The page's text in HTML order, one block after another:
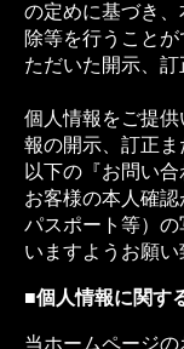
の定めに基づき
除等を行うこと
ただいた開示、訂
個人情報をご提
報の開示、訂正ま
以下の『お問い合
お客様の本人確認
パスポート等）
いますようお願い
■個人情報に関す
当ホームページ